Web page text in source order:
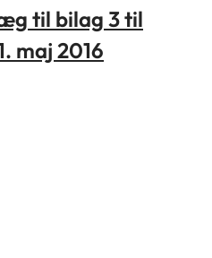
til bilag 3 til
maj 2016